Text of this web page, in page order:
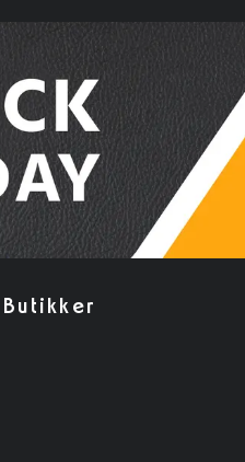
Butikker